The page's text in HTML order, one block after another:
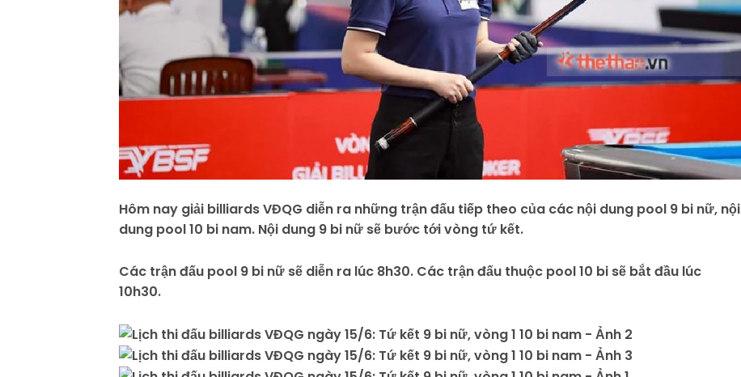
Hôm nay giải billiards VĐQG diễn ra những trận đấu tiếp theo của các nội dung pool 9 bi nữ, nội
dung pool 10 bi nam. Nội dung 9 bi nữ sẽ bước tới vòng tứ kết.
Các trận đấu pool 9 bi nữ sẽ diễn ra lúc 8h30. Các trận đấu thuộc pool 10 bi sẽ bắt đầu lúc
10h30.